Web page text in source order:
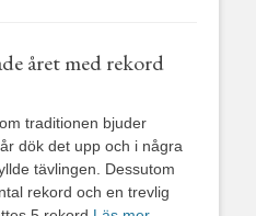
året med rekord
traditionen bjuder
dök det upp och i några
tävlingen. Dessutom
rekord och en trevlig